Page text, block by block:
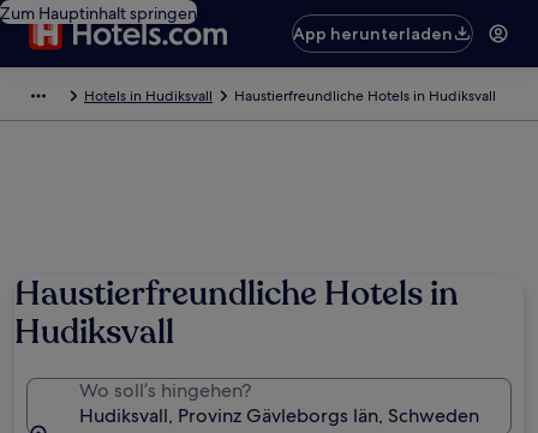
Zum Hauptinhalt springen
App herunterladen
Hotels in Hudiksvall Haustierfreundliche Hotels in Hudiksvall
Haustierfreundliche Hotels in
Hudiksvall
Wo soll’s hingehen?
Hudiksvall, Provinz Gävleborgs län, Schweden